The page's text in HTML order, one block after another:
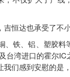
恒达也承受了不小
、铁、铝、塑胶
台湾进口的霍尔
们感到安慰的是